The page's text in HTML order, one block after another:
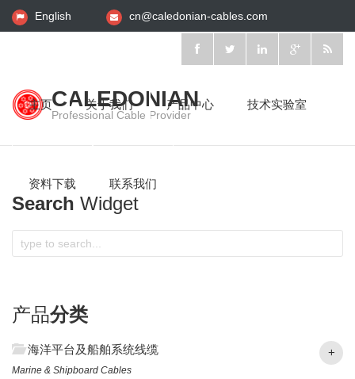
English cn@caledonian-cables.com
CALEDONIAN
Professional Cable Provider
主页 关于我们 产品中心 技术实验室
资料下载 联系我们
Search Widget
产品分类
海洋平台及船舶系统线缆 +
Marine & Shipboard Cables